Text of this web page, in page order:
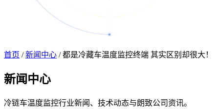
首页 / 新闻中心 / 都是冷藏车温度监控终端 其实区别却很大！
新闻 中心
冷链车温度监控行业新闻、技术动态与朗致公司资讯。